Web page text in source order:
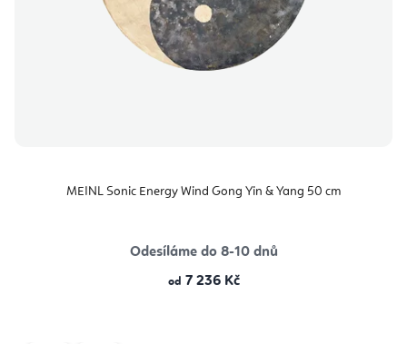
MEINL Sonic Energy Wind Gong Yin & Yang 50 cm
Odesíláme do 8-10 dnů
od 7 236 Kč